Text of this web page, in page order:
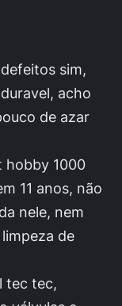
sim,
acho
de azar
hobby 1000
11 anos, não
nele, nem
de
tec tec,